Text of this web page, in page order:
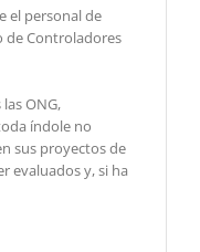
el personal de
de Controladores
ONG,
índole no
sus proyectos de
evaluados y, si ha